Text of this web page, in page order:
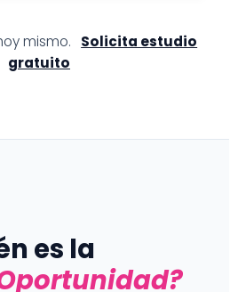
mismo.
Solicita estudio
gratuito
es la